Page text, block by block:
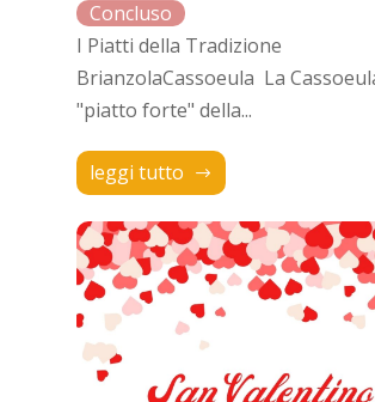
I Piatti della Tradizione
BrianzolaCassoeula La
"piatto forte" della...
leggi tutto